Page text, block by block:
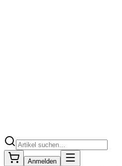
Anmelden